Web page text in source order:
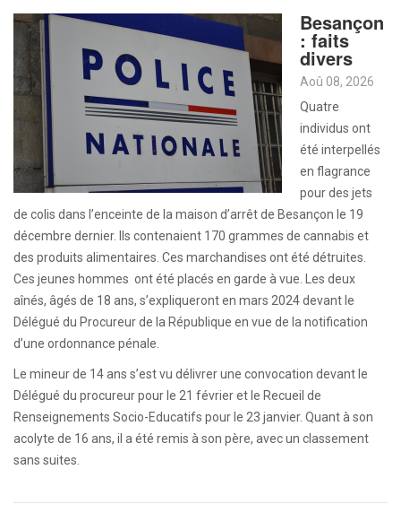
Besançon
: faits
divers
Aoû 08, 2026
Quatre
individus ont
été interpellés
en flagrance
pour des jets
de colis dans l’enceinte de la maison d’arrêt de Besançon le 19
décembre dernier. Ils contenaient 170 grammes de cannabis et
des produits alimentaires. Ces marchandises ont été détruites.
Ces jeunes hommes ont été placés en garde à vue. Les deux
aînés, âgés de 18 ans, s’expliqueront en mars 2024 devant le
Délégué du Procureur de la République en vue de la notification
d’une ordonnance pénale.
Le mineur de 14 ans s’est vu délivrer une convocation devant le
Délégué du procureur pour le 21 février et le Recueil de
Renseignements Socio-Educatifs pour le 23 janvier. Quant à son
acolyte de 16 ans, il a été remis à son père, avec un classement
sans suites.